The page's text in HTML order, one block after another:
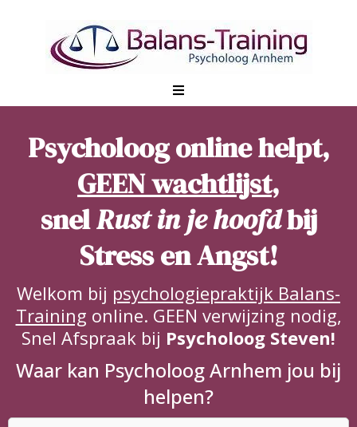
Psycholoog online helpt,
GEEN wachtlijst,
snelRust in je hoofdbij
Stress en Angst!
Welkom bij psychologiepraktijk Balans-
Training online. GEEN verwijzing nodig,
Snel Afspraak bij Psycholoog Steven!
Waar kan Psycholoog Arnhem jou bij
helpen?